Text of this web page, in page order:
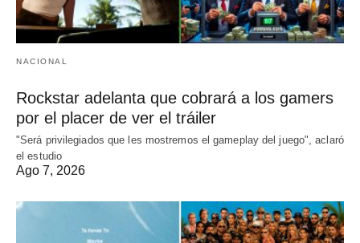
NACIONAL
Rockstar adelanta que cobrará a los gamers
por el placer de ver el tráiler
"Será privilegiados que les mostremos el gameplay del juego", aclaró
el estudio
Ago 7, 2026